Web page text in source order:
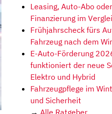
Leasing, Auto-Abo
Finanzierung im
Frühjahrscheck fürs
Fahrzeug nach dem
E-Auto-Förderung
funktioniert der neue
Elektro und Hybrid
Fahrzeugpflege im
und Sicherheit
→ Alle Ratgeber